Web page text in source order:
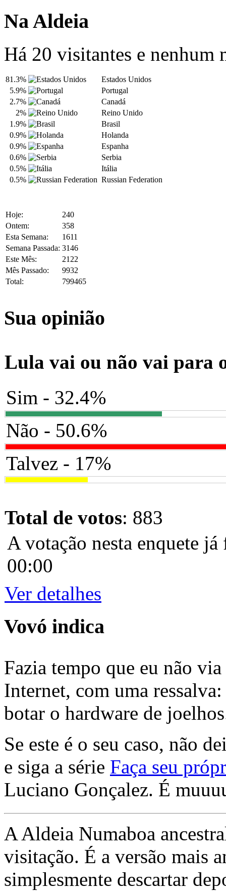
Na Aldeia
Há 20 visitantes e nenhum
81.3%
Estados Unidos
5.9%
Portugal
2.7%
Canadá
2%
Reino Unido
1.9%
Brasil
0.9%
Holanda
0.9%
Espanha
0.6%
Serbia
0.5%
Itália
0.5%
Russian Federation
Hoje:
240
Ontem:
358
Esta Semana:
1611
Semana Passada: 3146
Este Mês:
2122
Mês Passado:
9932
Total:
799465
Sua opinião
Lula vai ou não vai para
Sim - 32.4%
Não - 50.6%
Talvez - 17%
Total de votos: 883
A votação nesta enquete
00:00
Ver detalhes
Vovó indica
Fazia tempo que eu não
Internet, com uma
botar o hardware de
Se este é o seu caso, não
e siga a série Faça seu
Luciano Gonçalez. É
A Aldeia Numaboa
visitação. É a versão mais
simplesmente descartar